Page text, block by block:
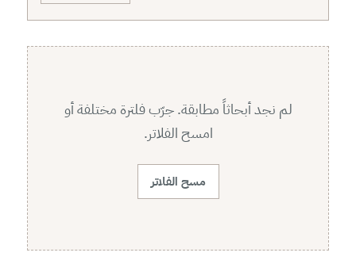
لم نجد أبحاثاً مطابقة. جرّب فلترة مختلفة أو
امسح الفلاتر.
مسح الفلاتر